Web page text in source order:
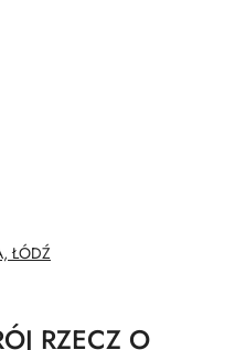
ŁÓDŹ
RZECZ O